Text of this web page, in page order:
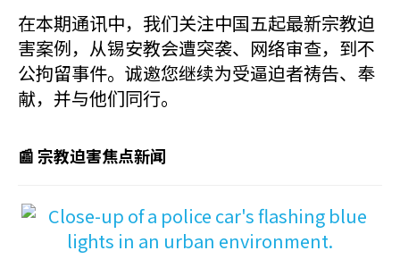
在本期通讯中，我们关注中国五起最新宗教迫
害案例，从锡安教会遭突袭、网络审查，到不
公拘留事件。诚邀您继续为受逼迫者祷告、奉
献，并与他们同行。
📰 宗教迫害焦点新闻